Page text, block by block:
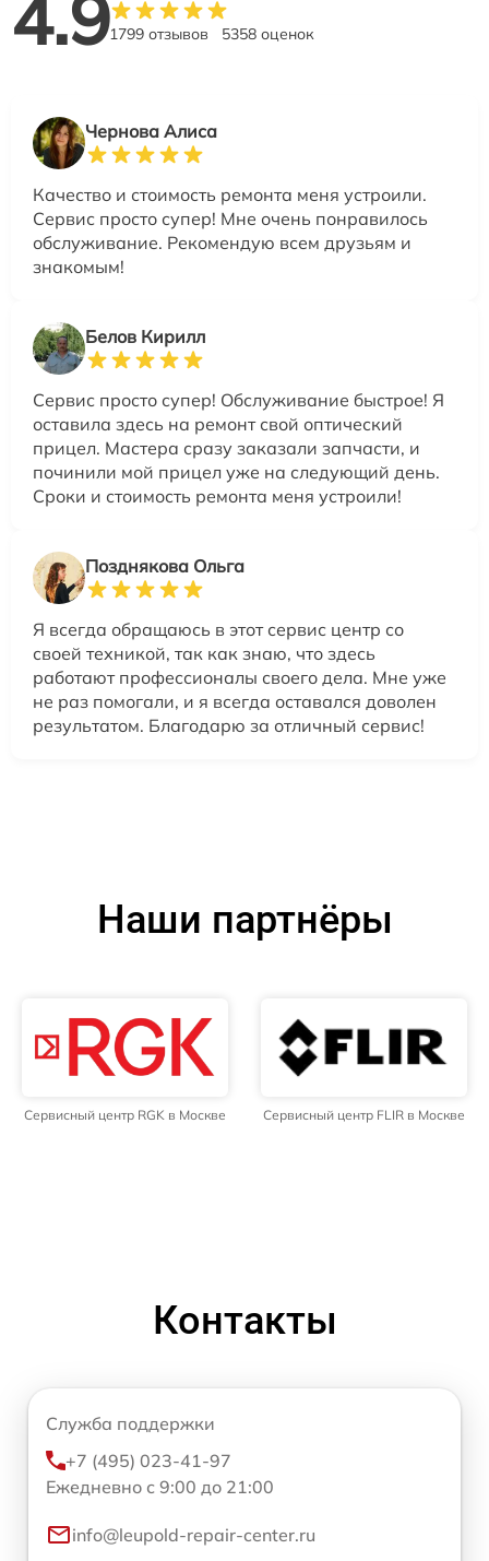
4.91799 отзывов 5358 оценок
Чернова Алиса
Качество и стоимость ремонта меня устроили.
Сервис просто супер! Мне очень понравилось
обслуживание. Рекомендую всем друзьям и
знакомым!
Белов Кирилл
Сервис просто супер! Обслуживание быстрое! Я
оставила здесь на ремонт свой оптический
прицел. Мастера сразу заказали запчасти, и
починили мой прицел уже на следующий день.
Сроки и стоимость ремонта меня устроили!
Позднякова Ольга
Я всегда обращаюсь в этот сервис центр со
своей техникой, так как знаю, что здесь
работают профессионалы своего дела. Мне уже
не раз помогали, и я всегда оставался доволен
результатом. Благодарю за отличный сервис!
Наши партнёры
Сервисный центр RGK в Москве Сервисный центр FLIR в Москве
Контакты
Служба поддержки
+7 (495) 023-41-97
Ежедневно с 9:00 до 21:00
info@leupold-repair-center.ru